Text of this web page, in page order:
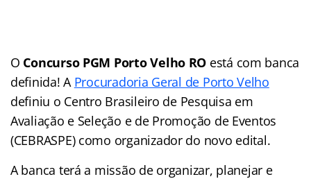
O Concurso PGM Porto Velho RO está com banca
definida! A Procuradoria Geral de Porto Velho
definiu o Centro Brasileiro de Pesquisa em
Avaliação e Seleção e de Promoção de Eventos
(CEBRASPE) como organizador do novo edital.
A banca terá a missão de organizar, planejar e